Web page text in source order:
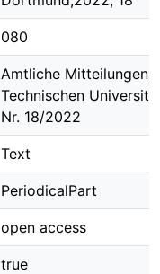
080
Amtliche Mitteilungen
Technischen
Nr. 18/2022
Text
PeriodicalPart
open access
true